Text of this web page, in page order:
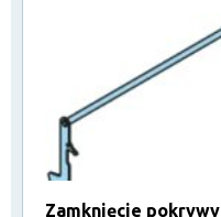
Zamknięcie pokrywy